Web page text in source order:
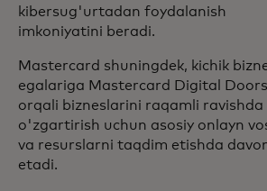
kibersug'urtadan foydalanish
imkoniyatini beradi.
Mastercard shuningdek, kichik
egalariga Mastercard Digital
orqali bizneslarini raqamli ravishda
o'zgartirish uchun asosiy onlayn
va resurslarni taqdim etishda
etadi.